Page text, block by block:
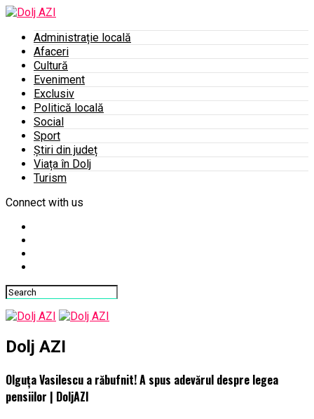
Administrație locală
Afaceri
Cultură
Eveniment
Exclusiv
Politică locală
Social
Sport
Știri din județ
Viața în Dolj
Turism
Connect with us
Dolj AZI
Olguța Vasilescu a răbufnit! A spus adevărul despre legea
pensiilor | DoljAZI